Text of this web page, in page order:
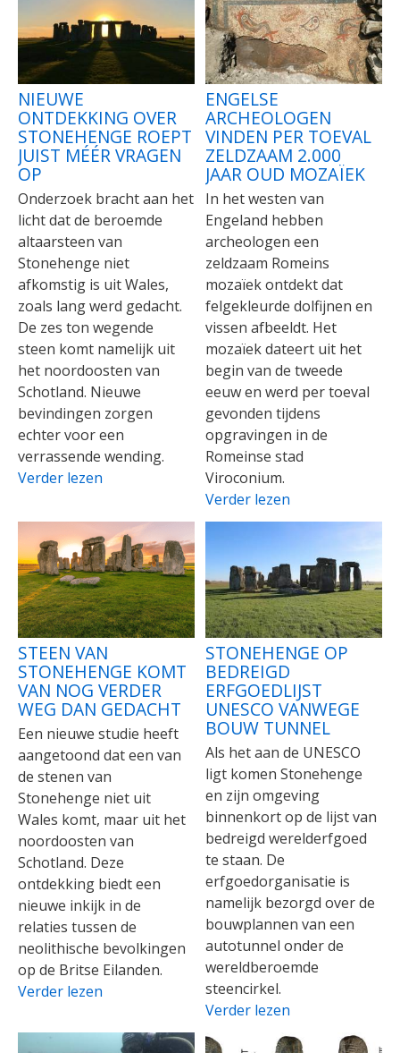
NIEUWE
ONTDEKKING OVER
STONEHENGE ROEPT
JUIST MÉÉR VRAGEN
OP
Onderzoek bracht aan het
licht dat de beroemde
altaarsteen van
Stonehenge niet
afkomstig is uit Wales,
zoals lang werd gedacht.
De zes ton wegende
steen komt namelijk uit
het noordoosten van
Schotland. Nieuwe
bevindingen zorgen
echter voor een
verrassende wending.
Verder lezen
ENGELSE
ARCHEOLOGEN
VINDEN PER TOEVAL
ZELDZAAM 2.000
JAAR OUD MOZAÏEK
In het westen van
Engeland hebben
archeologen een
zeldzaam Romeins
mozaïek ontdekt dat
felgekleurde dolfijnen en
vissen afbeeldt. Het
mozaïek dateert uit het
begin van de tweede
eeuw en werd per toeval
gevonden tijdens
opgravingen in de
Romeinse stad
Viroconium.
Verder lezen
STEEN VAN
STONEHENGE KOMT
VAN NOG VERDER
WEG DAN GEDACHT
Een nieuwe studie heeft
aangetoond dat een van
de stenen van
Stonehenge niet uit
Wales komt, maar uit het
noordoosten van
Schotland. Deze
ontdekking biedt een
nieuwe inkijk in de
relaties tussen de
neolithische bevolkingen
op de Britse Eilanden.
Verder lezen
STONEHENGE OP
BEDREIGD
ERFGOEDLIJST
UNESCO VANWEGE
BOUW TUNNEL
Als het aan de UNESCO
ligt komen Stonehenge
en zijn omgeving
binnenkort op de lijst van
bedreigd werelderfgoed
te staan. De
erfgoedorganisatie is
namelijk bezorgd over de
bouwplannen van een
autotunnel onder de
wereldberoemde
steencirkel.
Verder lezen